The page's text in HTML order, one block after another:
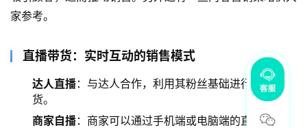
家参考。
直播带货：实时互动的销售模式
达人直播：与达人合作，利用其粉丝基础进行直播带
货。
商家自播：商家可以通过手机端或电脑端的直播功能，